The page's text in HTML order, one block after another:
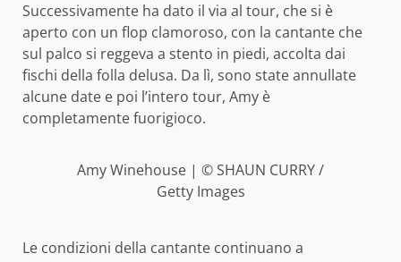
Successivamente ha dato il via al tour, che si è
aperto con un flop clamoroso, con la cantante che
sul palco si reggeva a stento in piedi, accolta dai
fischi della folla delusa. Da lì, sono state annullate
alcune date e poi l’intero tour, Amy è
completamente fuorigioco.
Amy Winehouse | © SHAUN CURRY /
Getty Images
Le condizioni della cantante continuano a